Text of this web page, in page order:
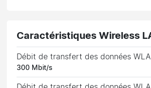
Caractéristiques Wireless
Débit de transfert des données
300 Mbit/s